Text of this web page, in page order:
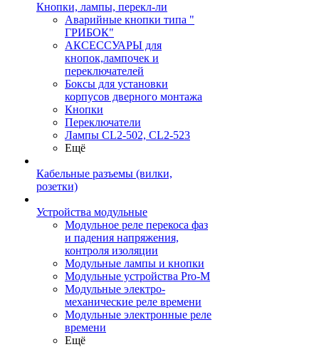
Кнопки, лампы, перекл-ли
Аварийные кнопки типа "
ГРИБОК"
АКСЕССУАРЫ для
кнопок,лампочек и
переключателей
Боксы для установки
корпусов дверного монтажа
Кнопки
Переключатели
Лампы CL2-502, CL2-523
Ещё
Кабельные разъемы (вилки,
розетки)
Устройства модульные
Модульное реле перекоса фаз
и падения напряжения,
контроля изоляции
Модульные лампы и кнопки
Модульные устройства Pro-M
Модульные электро-
механические реле времени
Модульные электронные реле
времени
Ещё